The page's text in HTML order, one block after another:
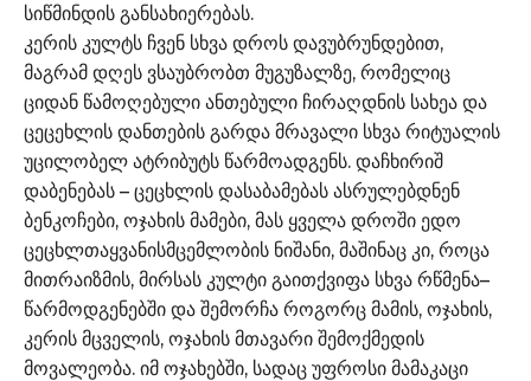
სიწმინდის განსახიერებას.
კერის კულტს ჩვენ სხვა დროს დავუბრუნდებით,
მაგრამ დღეს ვსაუბრობთ მუგუზალზე, რომელიც
ციდან წამოღებული ანთებული ჩირაღდნის სახეა და
ცეცეხლის დანთების გარდა მრავალი სხვა რიტუალის
უცილობელ ატრიბუტს წარმოადგენს. დაჩხირიშ
დაბენებას – ცეცხლის დასაბამებას ასრულებდნენ
ბენკოჩები, ოჯახის მამები, მას ყველა დროში ედო
ცეცხლთაყვანისმცემლობის ნიშანი, მაშინაც კი, როცა
მითრაიზმის, მირსას კულტი გაითქვიფა სხვა რწმენა–
წარმოდგენებში და შემორჩა როგორც მამის, ოჯახის,
კერის მცველის, ოჯახის მთავარი შემოქმედის
მოვალეობა. იმ ოჯახებში, სადაც უფროსი მამაკაცი